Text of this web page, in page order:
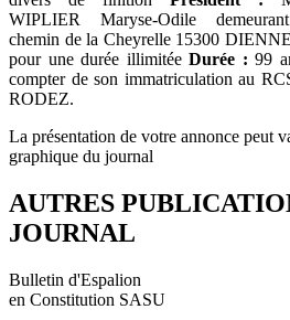
WIPLIER Maryse-Odile
chemin de la Cheyrelle 15300
pour une durée illimitée Durée : 99
compter de son immatriculation au
RODEZ.
La présentation de votre annonce peut
graphique du journal
AUTRES
JOURNAL
Bulletin d'Espalion
en Constitution SASU